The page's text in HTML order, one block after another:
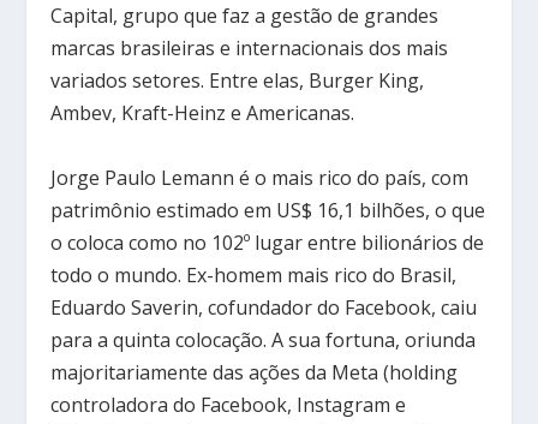
Capital, grupo que faz a gestão de grandes
marcas brasileiras e internacionais dos mais
variados setores. Entre elas, Burger King,
Ambev, Kraft-Heinz e Americanas.
Jorge Paulo Lemann é o mais rico do país, com
patrimônio estimado em US$ 16,1 bilhões, o que
o coloca como no 102º lugar entre bilionários de
todo o mundo. Ex-homem mais rico do Brasil,
Eduardo Saverin, cofundador do Facebook, caiu
para a quinta colocação. A sua fortuna, oriunda
majoritariamente das ações da Meta (holding
controladora do Facebook, Instagram e